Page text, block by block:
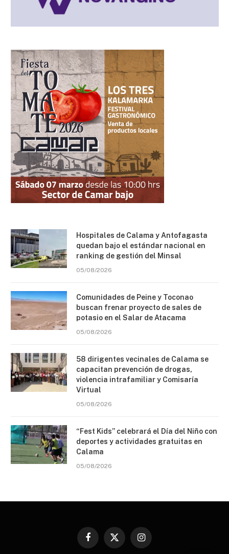
Hospitales de Calama y Antofagasta
quedan bajo el estándar nacional en
ranking de gestión del Minsal
05/08/2026
Comunidades de Peine y Toconao
buscan frenar proyecto de sales de
potasio en el Salar de Atacama
05/08/2026
58 dirigentes vecinales de Calama se
capacitan prevención de drogas,
violencia intrafamiliar y Comisaría
Virtual
05/08/2026
“Fest Kids” celebrará el Día del Niño con
deportes y actividades gratuitas en
Calama
05/08/2026
Facebook
X
Instagram